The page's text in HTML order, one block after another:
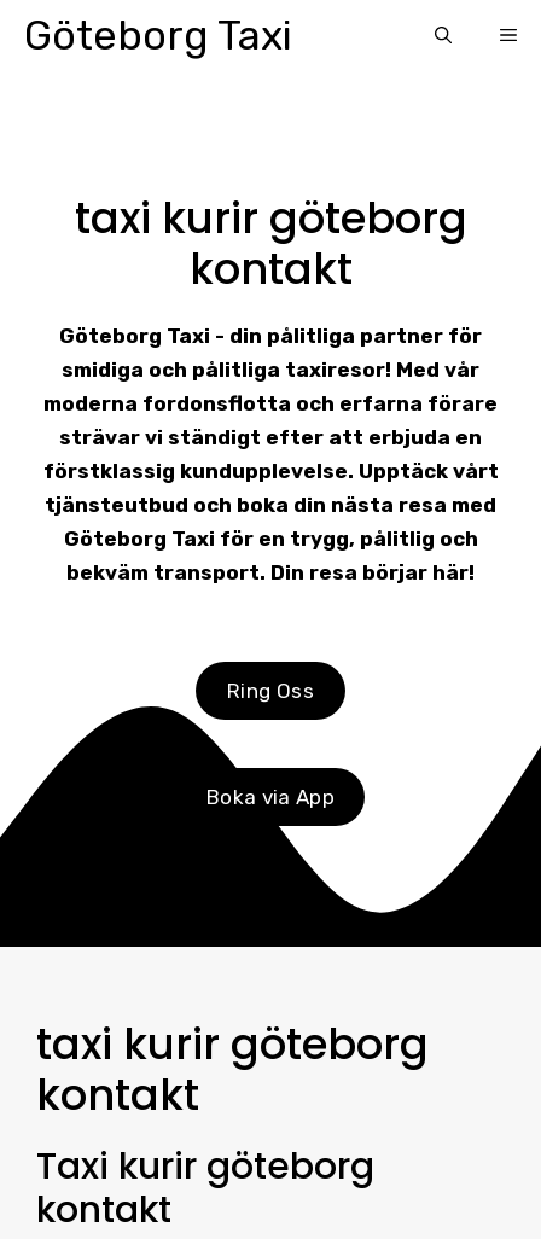
SkipGöteborg Taxi
taxi kurir göteborg
kontakt
Göteborg Taxi - din pålitliga partner för
smidiga och pålitliga taxiresor! Med vår
moderna fordonsflotta och erfarna förare
strävar vi ständigt efter att erbjuda en
förstklassig kundupplevelse. Upptäck vårt
tjänsteutbud och boka din nästa resa med
Göteborg Taxi för en trygg, pålitlig och
bekväm transport. Din resa börjar här!
Ring Oss
Boka via App
taxi kurir göteborg
kontakt
Taxi kurir göteborg
kontakt